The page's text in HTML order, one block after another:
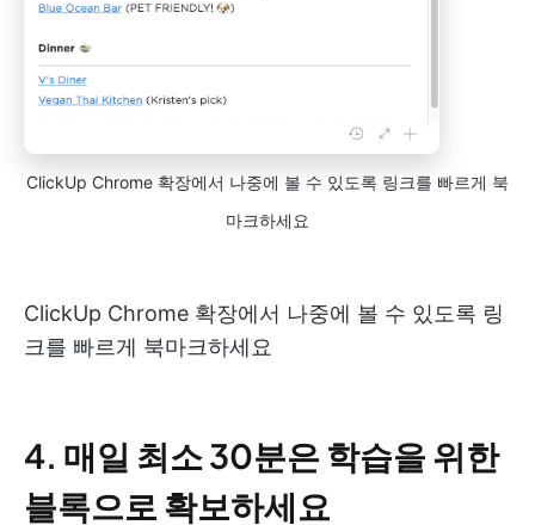
ClickUp Chrome 확장에서 나중에 볼 수 있도록 링크를 빠르게 북
마크하세요
ClickUp Chrome 확장에서 나중에 볼 수 있도록 링
크를 빠르게 북마크하세요
4. 매일 최소 30분은 학습을 위한
블록으로 확보하세요